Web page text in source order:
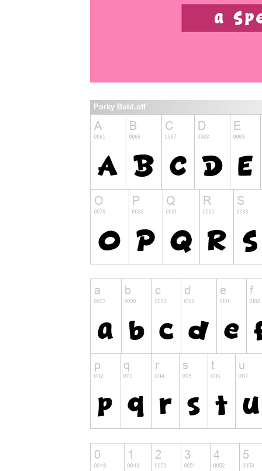
Porky Bold.otf